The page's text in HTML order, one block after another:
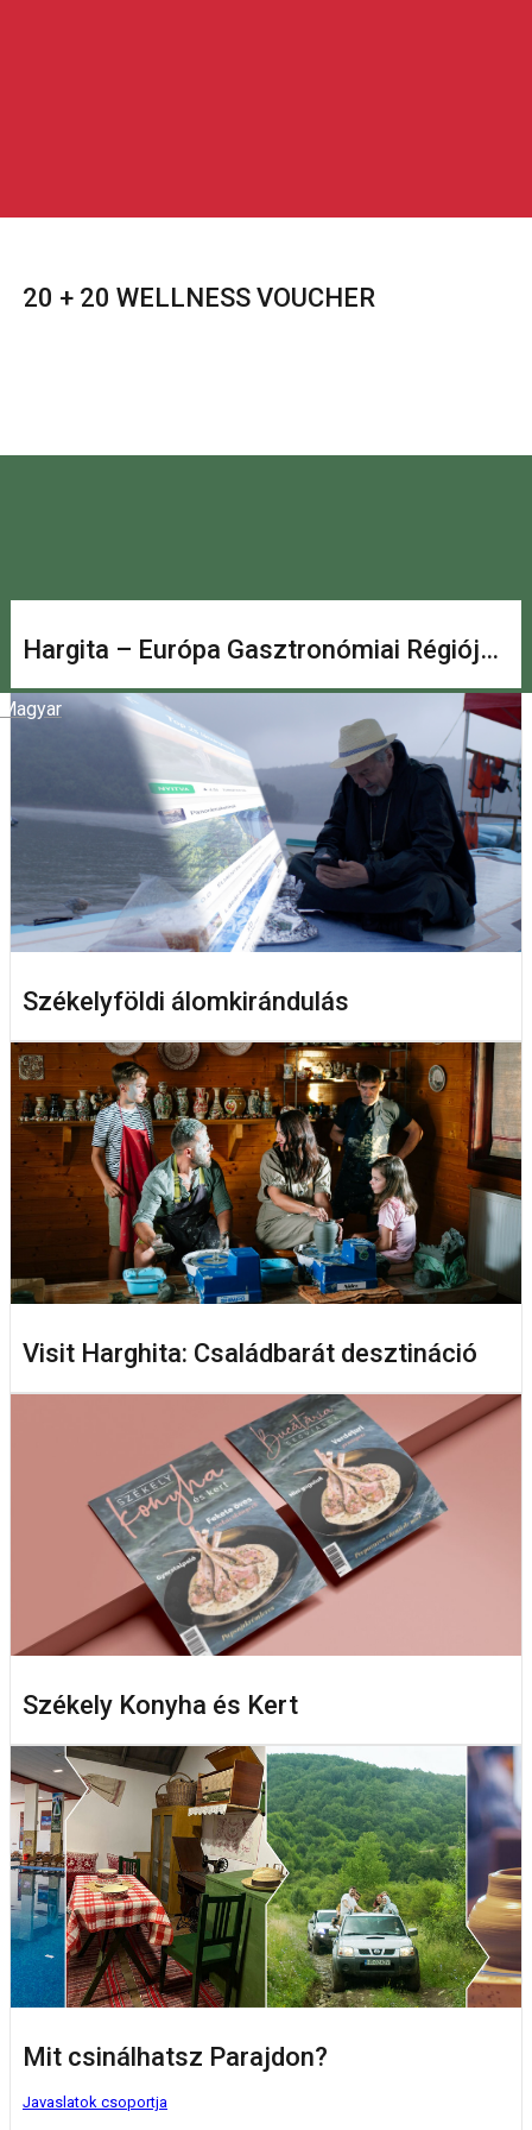
Magyar
20 + 20 WELLNESS VOUCHER
Hargita – Európa Gasztronómiai Régiója 2027
Székelyföldi álomkirándulás
Visit Harghita: Családbarát desztináció
Székely Konyha és Kert
Mit csinálhatsz Parajdon?
Javaslatok csoportja